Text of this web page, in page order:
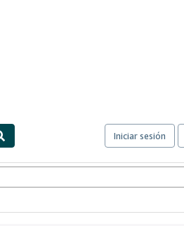
Iniciar sesión